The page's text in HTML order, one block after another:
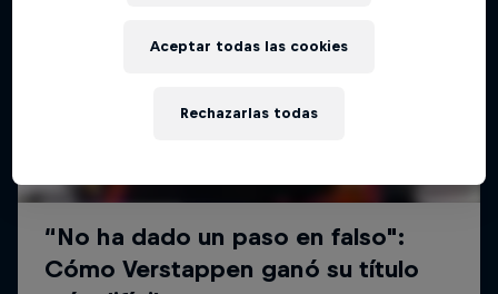
Rechazarlas todas
Aceptar todas las cookies